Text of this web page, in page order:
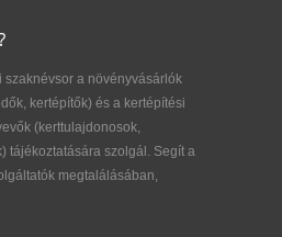
szaknévsor a növényvásárlók
kertépítők) és a kertépítési
(kerttulajdonosok,
tájékoztatására szolgál. Segít a
megtalálásában,